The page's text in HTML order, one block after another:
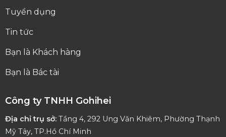
Tuyển dụng
Tin tức
Bạn là Khách hàng
Bạn là Bác tài
Công ty TNHH Gohihei
Địa chỉ trụ sở:Tầng 4, 292 Ung Văn Khiêm, Phường Thạnh
Mỹ Tây, TP.Hồ Chí Minh